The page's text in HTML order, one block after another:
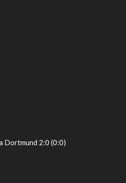
Dortmund 2:0 (0:0)